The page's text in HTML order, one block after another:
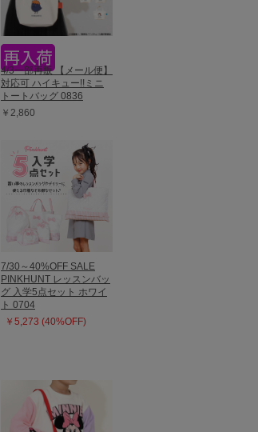
4/3一部再販 【メール便】
対応可 ハイキュー!!ミニ
トートバッグ 0836
￥2,860
7/30～40%OFF SALE
PINKHUNT レッスンバッ
グ 入学5点セット ホワイ
ト 0704
￥5,273 (40%OFF)